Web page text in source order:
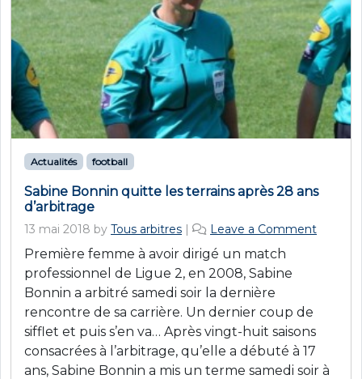
Actualités football
Sabine Bonnin quitte les terrains après 28 ans
d’arbitrage
13 mai 2018 by Tous arbitres | Leave a Comment
Première femme à avoir dirigé un match
professionnel de Ligue 2, en 2008, Sabine
Bonnin a arbitré samedi soir la dernière
rencontre de sa carrière. Un dernier coup de
sifflet et puis s’en va… Après vingt-huit saisons
consacrées à l’arbitrage, qu’elle a débuté à 17
ans, Sabine Bonnin a mis un terme samedi soir à